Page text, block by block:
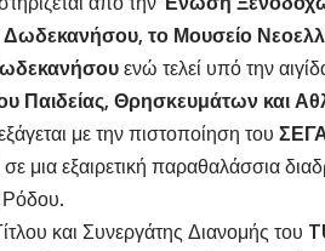
Δωδεκανήσου, το Μουσείο
ενώ τελεί υπό την
Παιδείας, Θρησκευμάτων και
με την πιστοποίηση του
σε μια εξαιρετική παραθαλάσσια
Ρόδου.
και Συνεργάτης Διανομής του